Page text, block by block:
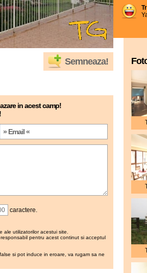
Semneaza!
in acest camp!
caractere.
ale utilizatorilor acestui site.
pentru acest continut si acceptul
si pot induce in eroare, va rugam sa ne